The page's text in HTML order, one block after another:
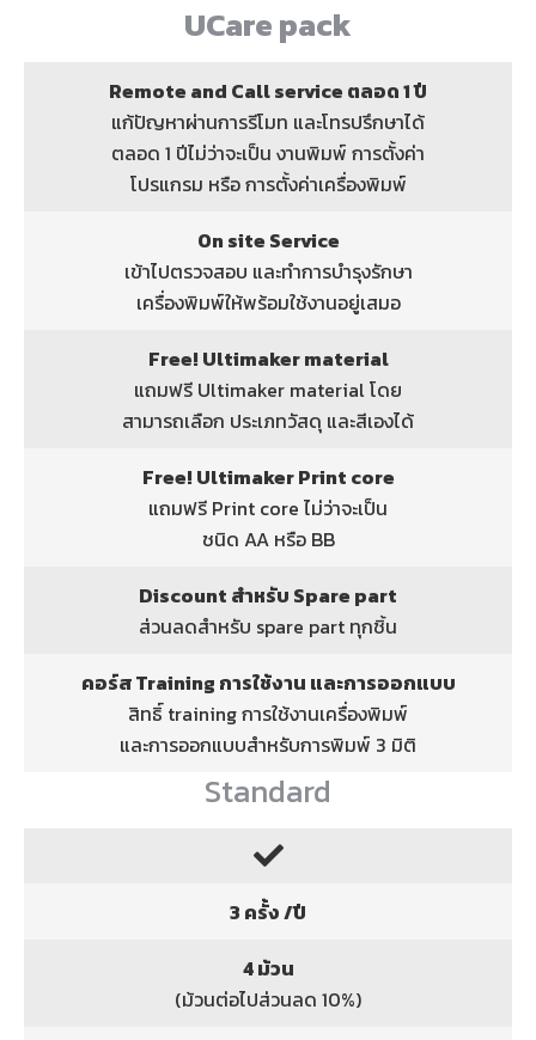
UCare pack
Remote and Call service ตลอด 1 ปี
แก้ปัญหาผ่านการรีโมท และโทรปรึกษาได้
ตลอด 1 ปีไม่ว่าจะเป็น งานพิมพ์ การตั้งค่า
โปรแกรม หรือ การตั้งค่าเครื่องพิมพ์
On site Service
เข้าไปตรวจสอบ และทำการบำรุงรักษา
เครื่องพิมพ์ให้พร้อมใช้งานอยู่เสมอ
Free! Ultimaker material
แถมฟรี Ultimaker material โดย
สามารถเลือก ประเภทวัสดุ และสีเองได้
Free! Ultimaker Print core
แถมฟรี Print core ไม่ว่าจะเป็น
ชนิด AA หรือ BB
Discount สำหรับ Spare part
ส่วนลดสำหรับ spare part ทุกชิ้น
คอร์ส Training การใช้งาน และการออกแบบ
สิทธิ์ training การใช้งานเครื่องพิมพ์
และการออกแบบสำหรับการพิมพ์ 3 มิติ
Standard
3 ครั้ง /ปี
4 ม้วน
(ม้วนต่อไปส่วนลด 10%)